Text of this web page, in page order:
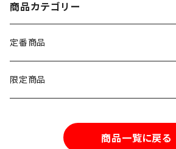
商品カテゴリー
定番商品
ナッツ類
限定商品
商品一覧に戻る